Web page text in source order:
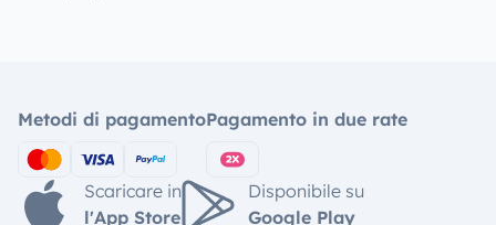
Metodi di pagamentoPagamento in due rate
Scaricare in
l'App Store
Disponibile su
Google Play